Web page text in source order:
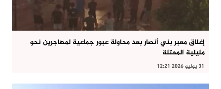
إغلاق معبر بني أنصار بعد محاولة عبور جماعية لمهاجرين نحو
مليلية المحتلة
31 يوليو 2026 12:21